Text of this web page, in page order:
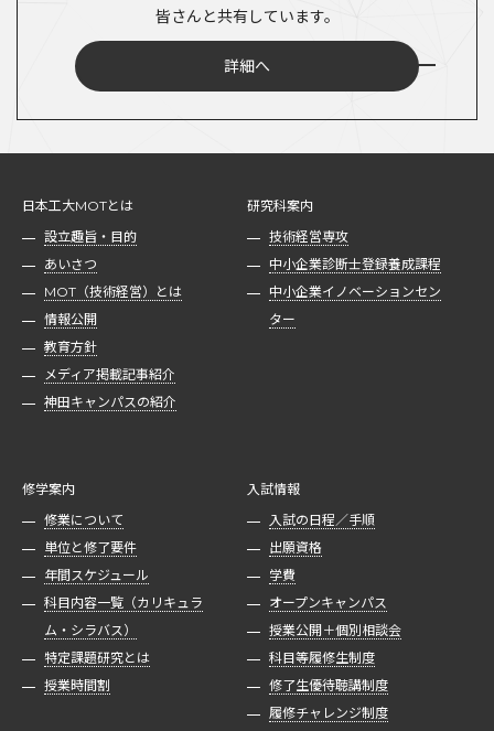
皆さんと共有しています。
詳細へ
日本工大MOTとは
設立趣旨・目的
あいさつ
MOT（技術経営）とは
情報公開
教育方針
メディア掲載記事紹介
神田キャンパスの紹介
研究科案内
技術経営専攻
中小企業診断士登録養成課程
中小企業イノベーションセン
ター
修学案内
修業について
単位と修了要件
年間スケジュール
科目内容一覧（カリキュラ
ム・シラバス）
特定課題研究とは
授業時間割
入試情報
入試の日程／手順
出願資格
学費
オープンキャンパス
授業公開＋個別相談会
科目等履修生制度
修了生優待聴講制度
履修チャレンジ制度